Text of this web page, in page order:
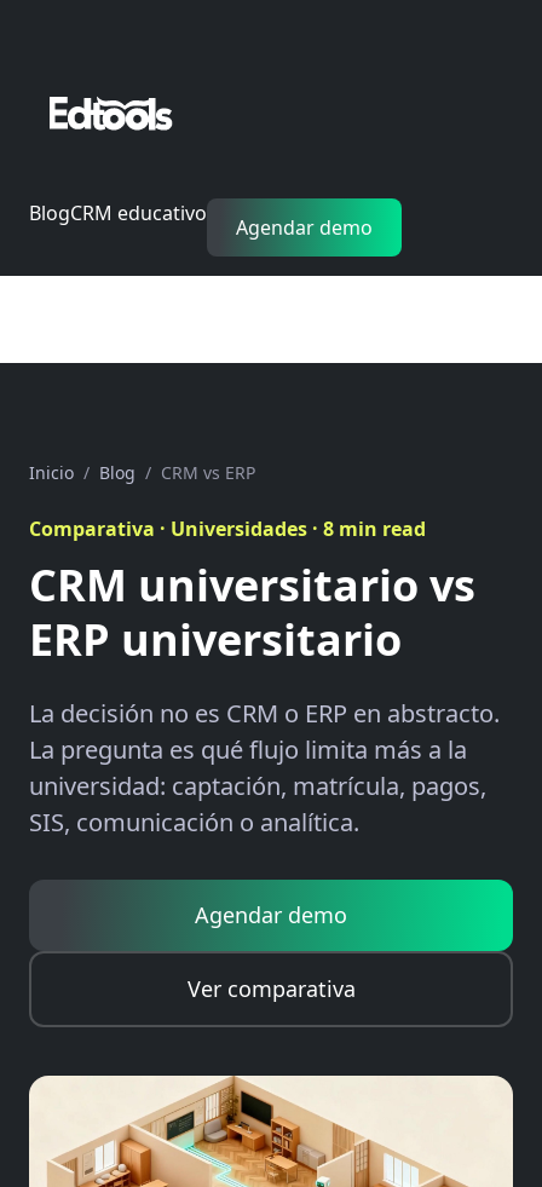
BlogCRM educativo
Agendar demo
Inicio Blog CRM vs ERP
Comparativa · Universidades · 8 min read
CRM universitario vs
ERP universitario
La decisión no es CRM o ERP en abstracto.
La pregunta es qué flujo limita más a la
universidad: captación, matrícula, pagos,
SIS, comunicación o analítica.
Agendar demo
Ver comparativa